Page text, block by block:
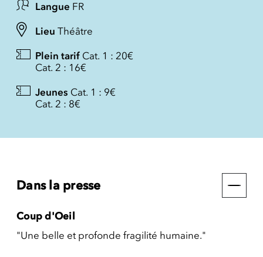
Langue FR
Lieu Théâtre
Plein tarif Cat. 1 : 20€
Cat. 2 : 16€
Jeunes Cat. 1 : 9€
Cat. 2 : 8€
Dans la presse
Coup d'Oeil
"Une belle et profonde fragilité humaine."